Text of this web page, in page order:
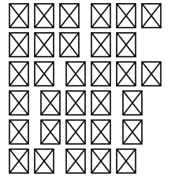
없다면 영원히
계속될 것이
다. 이론적으
로 우주에 암
흑 물질이 충
분히 있다면
찰자에게는 속
도가 점점 느
려져 그 경계
에 영원히 닿
지 않는 것처
럼 보인다.